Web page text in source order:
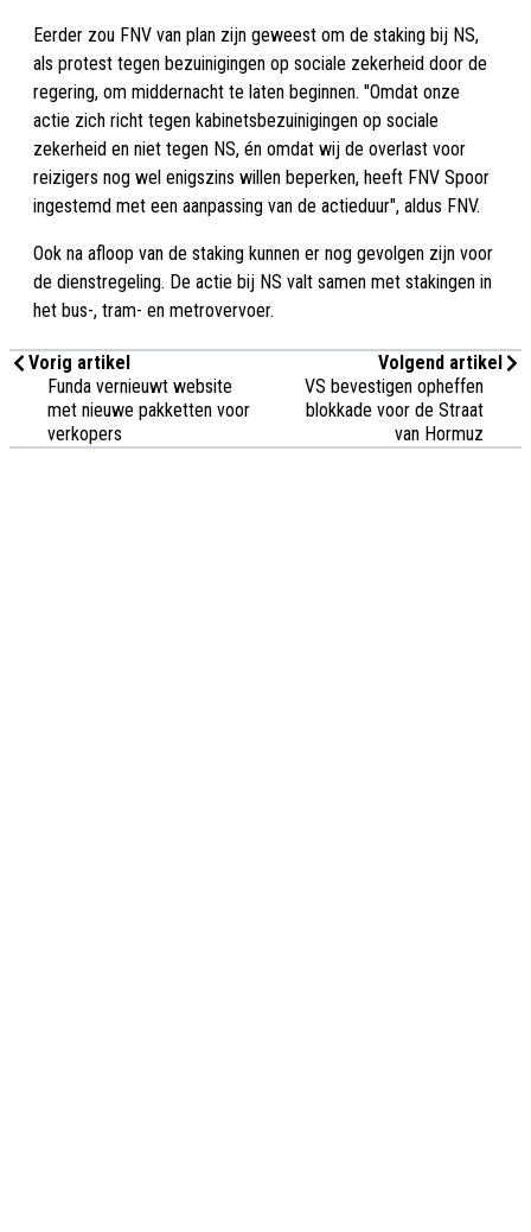
Eerder zou FNV van plan zijn geweest om de staking bij NS,
als protest tegen bezuinigingen op sociale zekerheid door de
regering, om middernacht te laten beginnen. "Omdat onze
actie zich richt tegen kabinetsbezuinigingen op sociale
zekerheid en niet tegen NS, én omdat wij de overlast voor
reizigers nog wel enigszins willen beperken, heeft FNV Spoor
ingestemd met een aanpassing van de actieduur", aldus FNV.
Ook na afloop van de staking kunnen er nog gevolgen zijn voor
de dienstregeling. De actie bij NS valt samen met stakingen in
het bus-, tram- en metrovervoer.
Vorig artikel
Funda vernieuwt website
met nieuwe pakketten voor
verkopers
Volgend artikel
VS bevestigen opheffen
blokkade voor de Straat
van Hormuz